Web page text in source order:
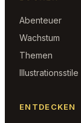
Abenteuer
Wachstum
Themen
Illustrationsstile
ENTDECKEN